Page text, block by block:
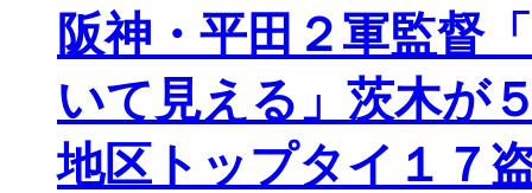
阪神・平田２軍監督
いて見える」茨木が
地区トップタイ１７